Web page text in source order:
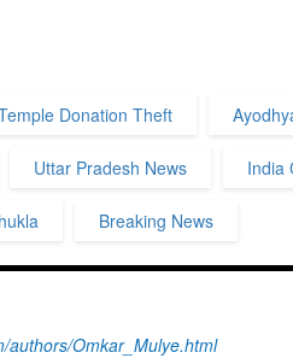
Donation Theft
Uttar Pradesh News India
Breaking News
authors/Omkar_Mulye.html